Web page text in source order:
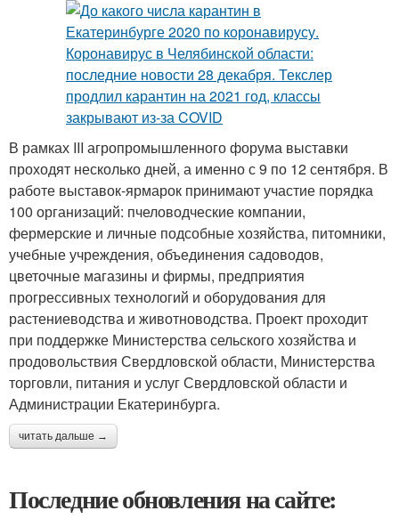
В рамках III агропромышленного форума выставки
проходят несколько дней, а именно с 9 по 12 сентября. В
работе выставок-ярмарок принимают участие порядка
100 организаций: пчеловодческие компании,
фермерские и личные подсобные хозяйства, питомники,
учебные учреждения, объединения садоводов,
цветочные магазины и фирмы, предприятия
прогрессивных технологий и оборудования для
растениеводства и животноводства. Проект проходит
при поддержке Министерства сельского хозяйства и
продовольствия Свердловской области, Министерства
торговли, питания и услуг Свердловской области и
Администрации Екатеринбурга.
читать дальше →
Последние обновления на сайте: